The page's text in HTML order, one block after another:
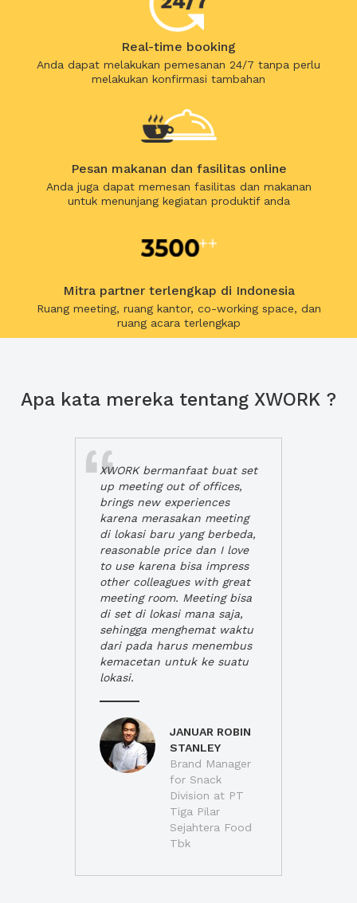
Real-time booking
Anda dapat melakukan pemesanan 24/7 tanpa perlu
melakukan konfirmasi tambahan
Pesan makanan dan fasilitas online
Anda juga dapat memesan fasilitas dan makanan
untuk menunjang kegiatan produktif anda
Mitra partner terlengkap di Indonesia
Ruang meeting, ruang kantor, co-working space, dan
ruang acara terlengkap
Apa kata mereka tentang XWORK ?
XWORK bermanfaat buat set
up meeting out of offices,
brings new experiences
karena merasakan meeting
di lokasi baru yang berbeda,
reasonable price dan I love
to use karena bisa impress
other colleagues with great
meeting room. Meeting bisa
di set di lokasi mana saja,
sehingga menghemat waktu
dari pada harus menembus
kemacetan untuk ke suatu
lokasi.
JANUAR ROBIN
STANLEY
Brand Manager
for Snack
Division at PT
Tiga Pilar
Sejahtera Food
Tbk